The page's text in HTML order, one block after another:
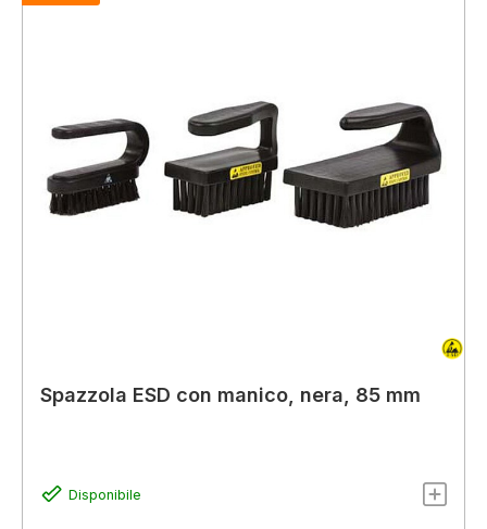
Spazzola ESD con manico, nera, 85 mm
Disponibile